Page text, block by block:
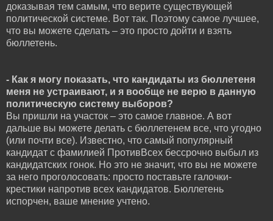
доказывая тем самым, что верите существующей
политической системе. Вот так. Поэтому самое лучшее,
что вы можете сделать – это просто дойти и взять
бюллетень.
- Как я могу показать, что кандидаты из бюллетеня
меня не устраивают, и я вообще не верю в данную
политическую систему выборов?
Вы пришли на участок – это самое главное. А вот
дальше вы можете делать с бюллетенем все, что угодно
(или почти все). Известно, что самый популярный
кандидат с фамилией ПротивВсех бессрочно выбыл из
кандидатских гонок. Но это не значит, что вы не можете
за него проголосовать: просто поставьте галочки-
крестики напротив всех кандидатов. Бюллетень
испорчен, ваше мнение учтено.